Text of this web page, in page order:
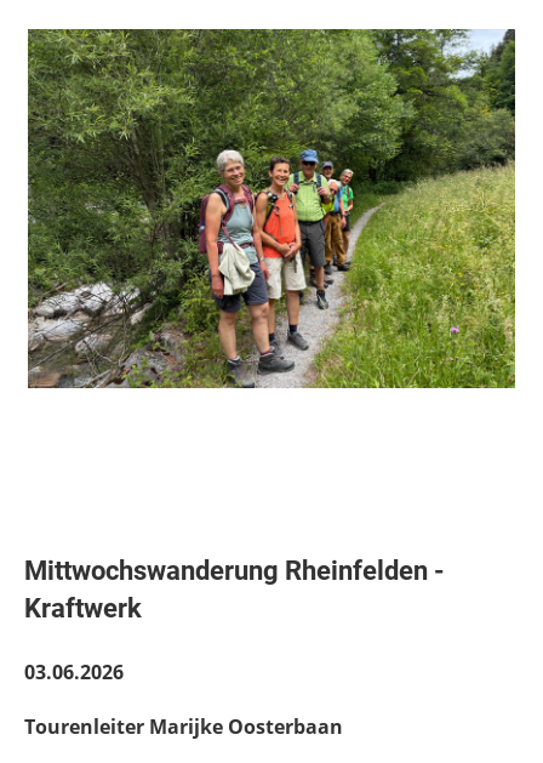
Mittwochswanderung Rheinfelden -
Kraftwerk
03.06.2026
Tourenleiter Marijke Oosterbaan